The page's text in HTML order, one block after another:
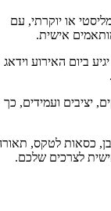
או יוקרתי, עם
אישית.
ביום האירוע וידאג
ועמידים, כך
כסאות לטקס, תאורה
לצרכים שלכם.